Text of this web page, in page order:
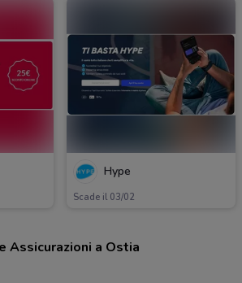
Hype
Scade il 03/02
Assicurazioni a Ostia